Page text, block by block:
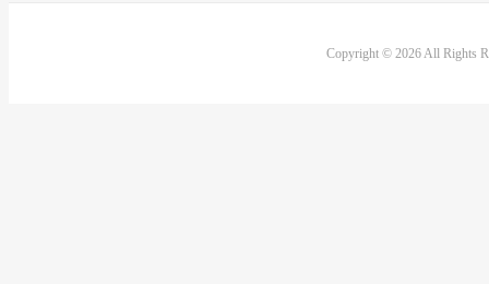
Copyright © 2026 All Rights